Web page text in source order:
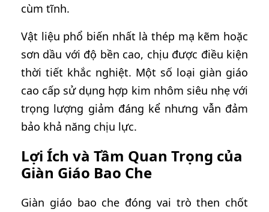
cùm tĩnh.
Vật liệu phổ biến nhất là thép mạ kẽm hoặc
sơn dầu với độ bền cao, chịu được điều kiện
thời tiết khắc nghiệt. Một số loại giàn giáo
cao cấp sử dụng hợp kim nhôm siêu nhẹ với
trọng lượng giảm đáng kể nhưng vẫn đảm
bảo khả năng chịu lực.
Lợi Ích và Tầm Quan Trọng của
Giàn Giáo Bao Che
Giàn giáo bao che đóng vai trò then chốt